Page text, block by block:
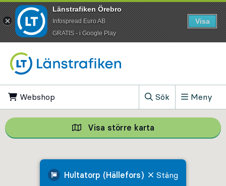
Webshop
Sök
, Visa sökfältet
Meny
Hultatorp (Hällefors) Stäng
Visa större karta Visa större
Länstrafiken Örebro
Infospread Euro AB
​GRATIS - i Google Play
Visa